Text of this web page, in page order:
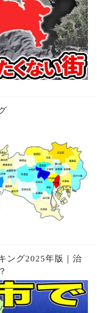
ング2025年版｜治